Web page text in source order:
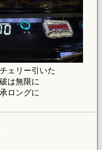
ェリー引いた
は無限に
ロングに